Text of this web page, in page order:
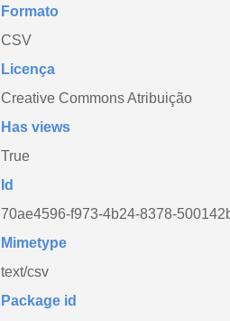
Formato
CSV
Licença
Creative Commons Atribuição
Has views
True
Id
70ae4596-f973-4b24-8378-
Mimetype
text/csv
Package id